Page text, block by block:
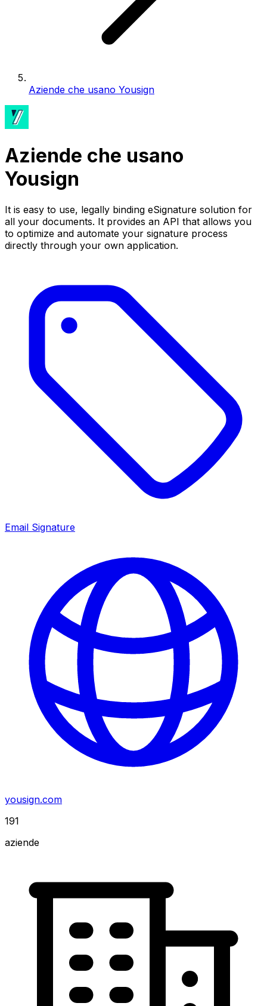
Aziende che usano Yousign
Aziende che usano
Yousign
It is easy to use, legally binding eSignature solution for
all your documents. It provides an API that allows you
to optimize and automate your signature process
directly through your own application.
Email Signature
yousign.com
191
aziende